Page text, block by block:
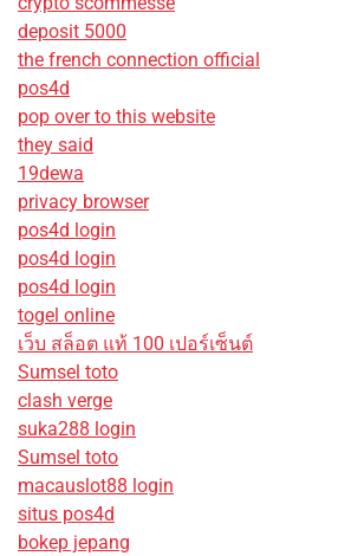
deposit 5000
the french connection official
pos4d
pop over to this website
they said
19dewa
privacy browser
pos4d login
pos4d login
pos4d login
togel online
เว็บ สล็อต แท้ 100 เปอร์เซ็นต์
Sumsel toto
clash verge
suka288 login
Sumsel toto
macauslot88 login
situs pos4d
bokep jepang